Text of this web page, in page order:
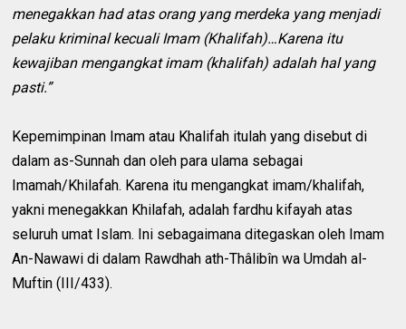
menegakkan had atas orang yang merdeka yang menjadi
pelaku kriminal kecuali Imam (Khalifah)…Karena itu
kewajiban mengangkat imam (khalifah) adalah hal yang
pasti.”
Kepemimpinan Imam atau Khalifah itulah yang disebut di
dalam as-Sunnah dan oleh para ulama sebagai
Imamah/Khilafah. Karena itu mengangkat imam/khalifah,
yakni menegakkan Khilafah, adalah fardhu kifayah atas
seluruh umat Islam. Ini sebagaimana ditegaskan oleh Imam
An-Nawawi di dalam Rawdhah ath-Thâlibîn wa Umdah al-
Muftin (III/433).